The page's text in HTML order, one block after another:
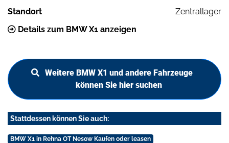
Standort
Zentrallager
Details zum BMW X1 anzeigen
Weitere BMW X1 und andere Fahrzeuge
können Sie hier suchen
Stattdessen können Sie auch:
BMW X1 in Rehna OT Nesow Kaufen oder leasen